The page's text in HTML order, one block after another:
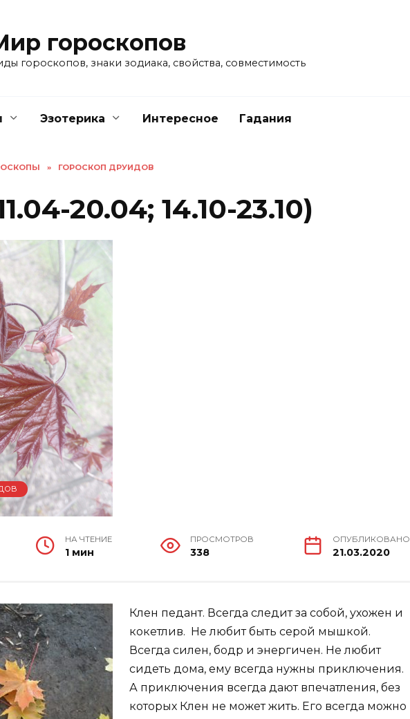
гороскопов
гороскопов, знаки зодиака, свойства, совместимость
Эзотерика Интересное Гадания
» ГОРОСКОП ДРУИДОВ
20.04; 14.10-23.10)
НА ЧТЕНИЕ
1 мин
ПРОСМОТРОВ
338
ОПУБЛИКОВАНО
21.03.2020
Клен педант. Всегда следит за собой, ухожен и
кокетлив. Не любит быть серой мышкой.
Всегда силен, бодр и энергичен. Не любит
сидеть дома, ему всегда нужны приключения.
А приключения всегда дают впечатления, без
которых Клен не может жить. Его всегда можно